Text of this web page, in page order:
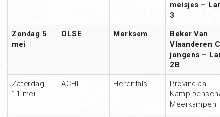
meisjes –
3
Zondag 5
mei
OLSE Merksem
Beker Van
Vlaanderen
jongens –
2B
Zaterdag
11 mei
ACHL Herentals
Provinciaal
Meerkampen